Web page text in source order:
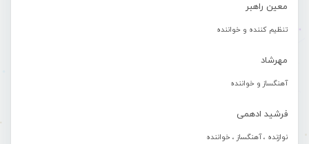
معین راهبر
تنظیم کننده و خواننده
مهرشاد
آهنگساز و خواننده
فرشید ادهمی
نوازنده ، آهنگساز ، خواننده